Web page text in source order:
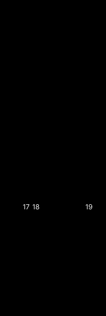
17 18 19